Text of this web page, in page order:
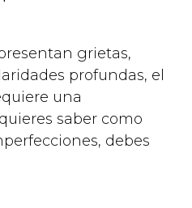
grietas,
profundas, el
una
saber como
debes